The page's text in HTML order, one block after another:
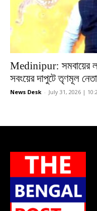
Medinipur: সমবায়ের
সবংয়ের দাপুটে তৃণমূল
News Desk - July 31, 2026 |